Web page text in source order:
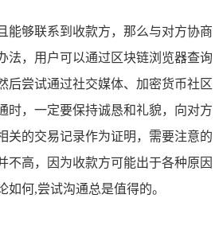
能够联系到收款方，那么与对方协商
法，用户可以通过区块链浏览器查询
后尝试通过社交媒体、加密货币社区
时，一定要保持诚恳和礼貌，向对方
关的交易记录作为证明，需要注意的
不高，因为收款方可能出于各种原因
如何,尝试沟通总是值得的。